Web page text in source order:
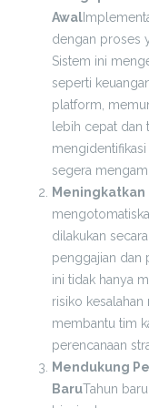
Awal
dengan proses
Sistem ini
seperti
platform,
lebih cepat dan
segera
Meningkatkan
dilakukan
penggajian dan
ini tidak hanya
risiko kesalahan
membantu tim
perencanaan
Mendukung
BaruTahun